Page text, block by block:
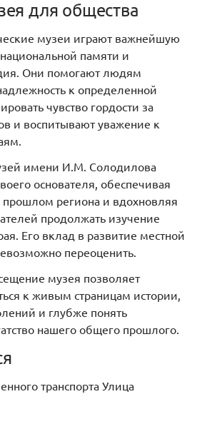
для общества
музеи играют важнейшую
памяти и
Они помогают людям
к определенной
чувство гордости за
и воспитывают уважение к
имени И.М. Солодилова
основателя, обеспечивая
прошлом региона и вдохновляя
продолжать изучение
Его вклад в развитие местной
переоценить.
музея позволяет
к живым страницам истории,
и глубже понять
нашего общего прошлого.
транспорта Улица